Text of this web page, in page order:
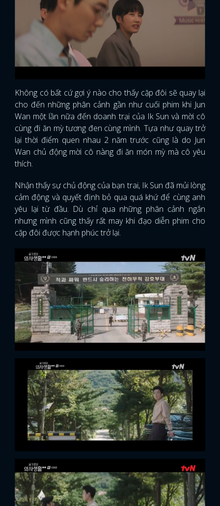
Không có bất cứ gợi ý nào cho thấy cặp đôi sẽ quay lại
cho đến những phân cảnh gần như cuối phim khi Jun
Wan một lần nữa đến doanh trại của Ik Sun và mời cô
cùng đi ăn mỳ tương đen cùng mình. Tựa như quay trở
lại thời điểm quen nhau 2 năm trước cũng là do Jun
Wan chủ động mời cô nàng đi ăn món mỳ mà cô yêu
thích.
Nhận thấy sự chủ động của bạn trai, Ik Sun đã mủi lòng
cảm động và quyết định bỏ qua quá khứ để cùng anh
yêu lại từ đầu. Dù chỉ qua những phân cảnh ngắn
nhưng mình cũng thấy rất may khi đạo diễn phim cho
cặp đôi được hạnh phúc trở lại.